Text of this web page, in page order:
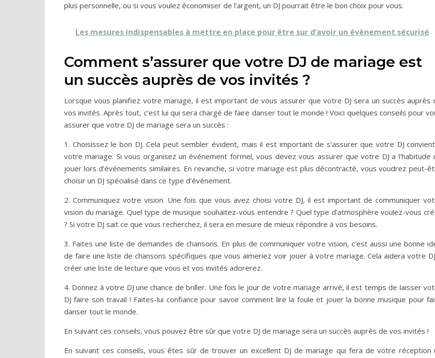
plus personnelle, ou si vous voulez économiser de l’argent, un DJ pourrait être le bon choix pour vous.
Les mesures indispensables à mettre en place pour être sur d’avoir un évènement sécurisé
Comment s’assurer que votre DJ de mariage est
un succès auprès de vos invités ?
Lorsque vous planifiez votre mariage, il est important de vous assurer que votre DJ sera un succès auprès
vos invités. Après tout, c’est lui qui sera chargé de faire danser tout le monde ! Voici quelques conseils pour
assurer que votre DJ de mariage sera un succès :
1. Choisissez le bon DJ. Cela peut sembler évident, mais il est important de s’assurer que votre DJ
votre mariage. Si vous organisez un événement formel, vous devez vous assurer que votre DJ a l’habitude
jouer lors d’événements similaires. En revanche, si votre mariage est plus décontracté, vous voudrez peut-
choisir un DJ spécialisé dans ce type d’événement.
2. Communiquez votre vision. Une fois que vous avez choisi votre DJ, il est important de communiquer
vision du mariage. Quel type de musique souhaitez-vous entendre ? Quel type d’atmosphère voulez-vous
? Si votre DJ sait ce que vous recherchez, il sera en mesure de mieux répondre à vos besoins.
3. Faites une liste de demandes de chansons. En plus de communiquer votre vision, c’est aussi une bonne
de faire une liste de chansons spécifiques que vous aimeriez voir jouer à votre mariage. Cela aidera votre
créer une liste de lecture que vous et vos invités adorerez.
4. Donnez à votre DJ une chance de briller. Une fois le jour de votre mariage arrivé, il est temps de laisser
DJ faire son travail ! Faites-lui confiance pour savoir comment lire la foule et jouer la bonne musique pour
danser tout le monde.
En suivant ces conseils, vous pouvez être sûr que votre DJ de mariage sera un succès auprès de vos invités !
En suivant ces conseils, vous êtes sûr de trouver un excellent DJ de mariage qui fera de votre réception